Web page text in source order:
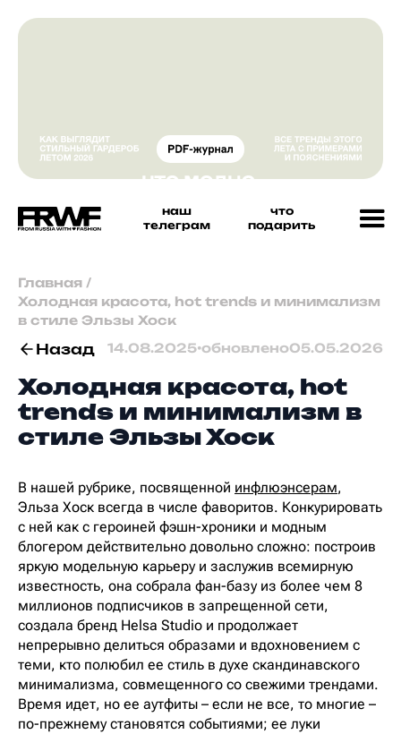
наш
телеграм
что
подарить
Главная /
Холодная красота, hot trends и минимализм
в стиле Эльзы Хоск
Назад 14.08.2025•обновлено05.05.2026
Холодная красота, hot
trends и минимализм в
стиле Эльзы Хоск
В нашей рубрике, посвященной инфлюэнсерам,
Эльза Хоск всегда в числе фаворитов. Конкурировать
с ней как с героиней фэшн-хроники и модным
блогером действительно довольно сложно: построив
яркую модельную карьеру и заслужив всемирную
известность, она собрала фан-базу из более чем 8
миллионов подписчиков в запрещенной сети,
создала бренд Helsa Studio и продолжает
непрерывно делиться образами и вдохновением с
теми, кто полюбил ее стиль в духе скандинавского
минимализма, совмещенного со свежими трендами.
Время идет, но ее аутфиты – если не все, то многие –
по-прежнему становятся событиями; ее луки